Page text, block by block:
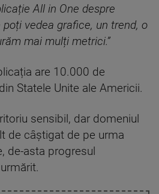
All in One despre
vedea grafice, un trend, o
mai mulți metrici.”
are 10.000 de
Statele Unite ale Americii.
sensibil, dar domeniul
de câștigat de pe urma
de-asta progresul